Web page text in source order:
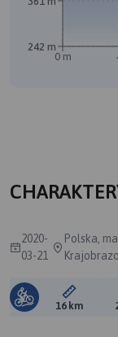
A 0 m
242 m
2020-
03-21
Polska,
Długość
16 km